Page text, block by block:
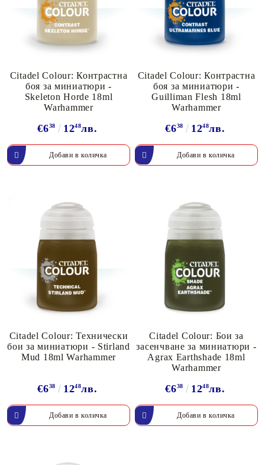
Citadel Colour: Контрастна
боя за миниатюри -
Skeleton Horde 18ml
Warhammer
€638 1248лв.
Citadel Colour: Контрастна
боя за миниатюри -
Guilliman Flesh 18ml
Warhammer
€638 1248лв.
Citadel Colour: Технически
бои за миниатюри - Stirland
Mud 18ml Warhammer
€638 1248лв.
Citadel Colour: Бои за
засенчване за миниатюри -
Agrax Earthshade 18ml
Warhammer
€638 1248лв.